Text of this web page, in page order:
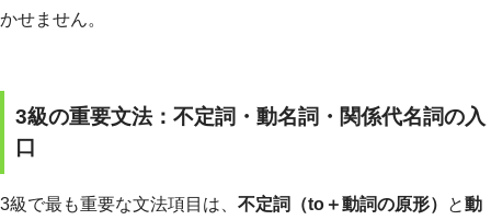
かせません。
3級の重要文法：不定詞・動名詞・関係代名詞の入
口
3級で最も重要な文法項目は、 不定詞（to＋動詞の原形） と動